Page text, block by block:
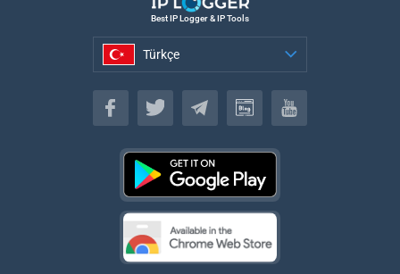
Best IP Logger & IP Tools
Türkçe
Türkçe